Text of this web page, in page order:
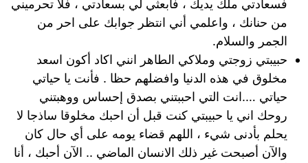
فسعادتي ملك يديك ، فابعثي لي بسعادتي ، فلا تحرميني
من حنانك ، واعلمي أني انتظر جوابك على احر من
الجمر والسلام.
حبيبتي زوجتي وملاكي الطاهر انني اكاد أكون اسعد
مخلوق في هذه الدنيا وافضلهم حظا . فأنت يا حياتي
حياتي ….انت التي احببتني بصدق إحساس ووهبتني
روحك اني يا حبيبتي كنت قبل أن احبك مخلوقا ساذجا لا
يحلم بأدنى شيء ، اللهم قضاء يومه على أي حال كان
والآن أصبحت غير ذلك الانسان الماضي .. الآن أحبك ، أنا